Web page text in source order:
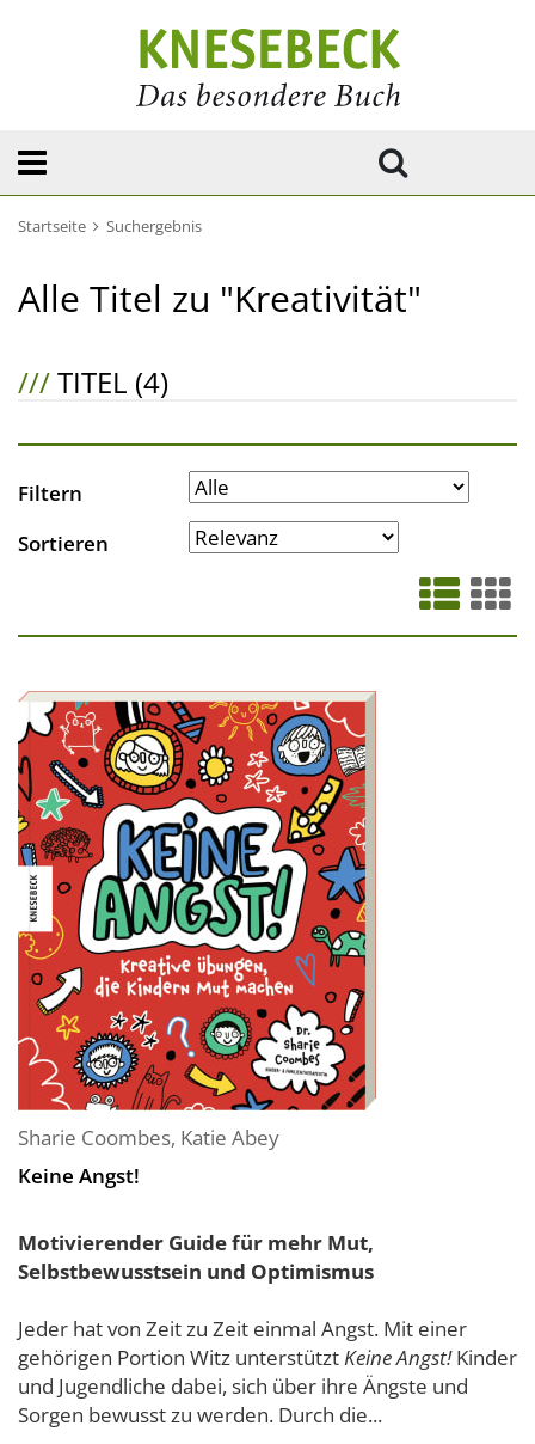
Startseite Suchergebnis
Alle Titel zu "Kreativität"
///TITEL (4)
Filtern
Sortieren
Sharie Coombes, Katie Abey
Keine Angst!
Motivierender Guide für mehr Mut,
Selbstbewusstsein und Optimismus
Jeder hat von Zeit zu Zeit einmal Angst. Mit einer
gehörigen Portion Witz unterstütztKeine Angst!Kinder
und Jugendliche dabei, sich über ihre Ängste und
Sorgen bewusst zu werden. Durch die...